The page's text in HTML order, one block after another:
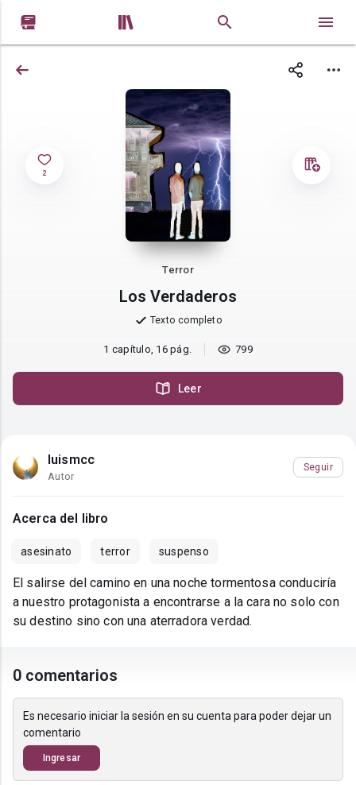
 
2
Terror
Los Verdaderos
Texto completo
1 capítulo, 16 pág. 799
Leer
luismcc
Autor
Seguir
Acerca del libro
asesinato terror suspenso
El salirse del camino en una noche tormentosa conduciría
a nuestro protagonista a encontrarse a la cara no solo con
su destino sino con una aterradora verdad.
0 comentarios
Es necesario iniciar la sesión en su cuenta para poder dejar un
comentario
Ingresar